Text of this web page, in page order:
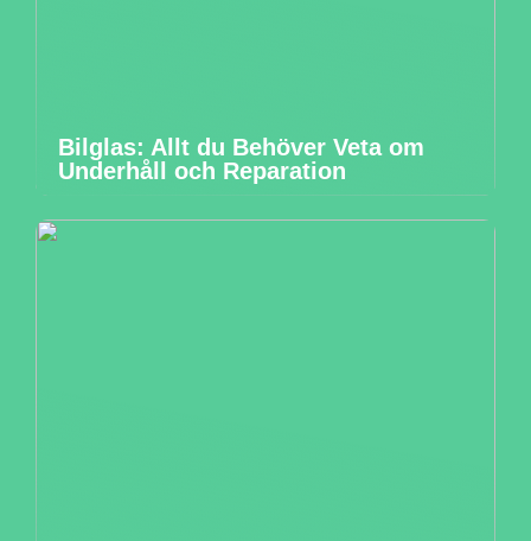
Bilglas: Allt du Behöver Veta om
Underhåll och Reparation